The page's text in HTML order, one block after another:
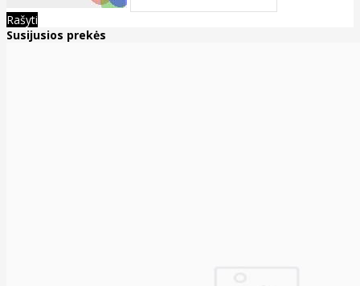
Rašyti
Susijusios prekės